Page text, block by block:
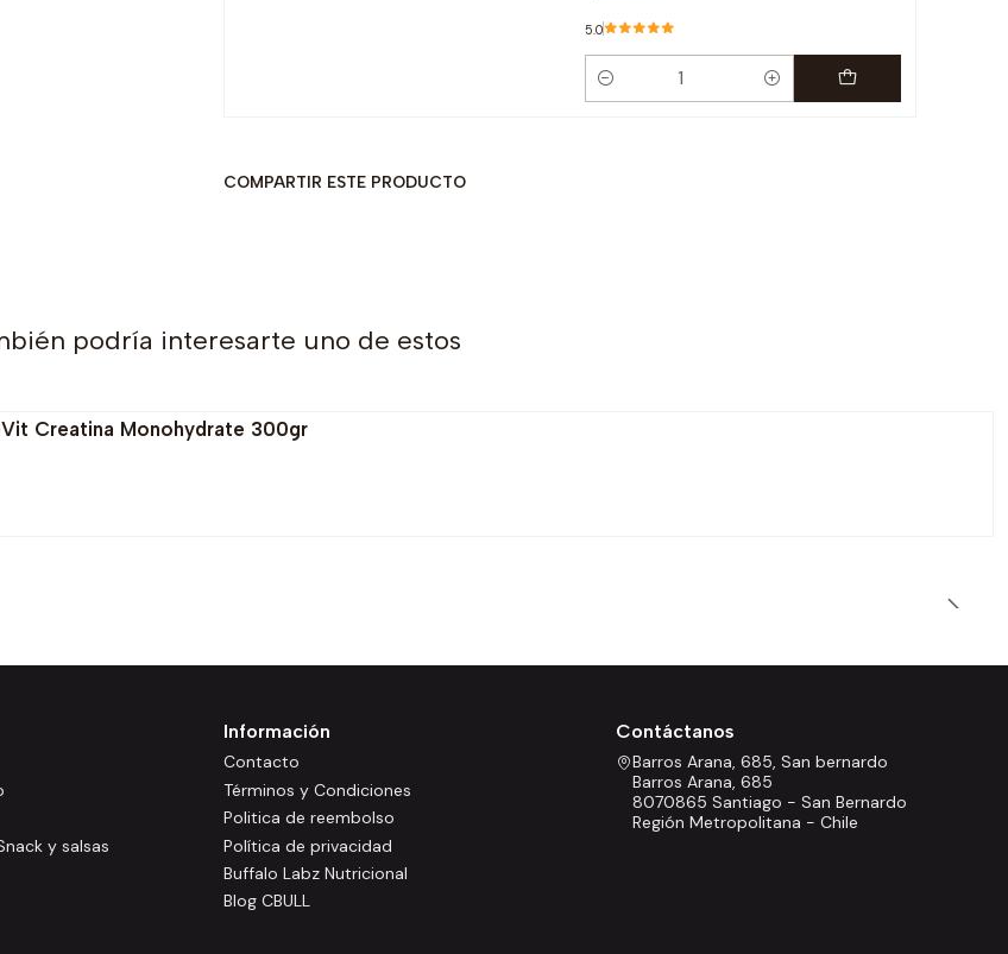
5.0
Cantidad
COMPARTIR ESTE PRODUCTO
podría interesarte uno de estos
Creatina Monohydrate 300gr
y salsas
Información
Contacto
Términos y Condiciones
Politica de reembolso
Política de privacidad
Buffalo Labz Nutricional
Blog CBULL
Contáctanos
Barros Arana, 685, San bernardo
Barros Arana, 685
8070865 Santiago - San Bernardo
Región Metropolitana - Chile